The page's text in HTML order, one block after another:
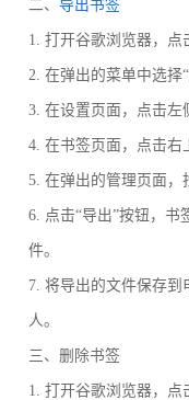
二、 导出书签
1. 打开谷歌浏览器，点
2. 在弹出的菜单中选择“
3. 在设置页面，点击左
4. 在书签页面，点击右
5. 在弹出的管理页面，
6. 点击“导出”按钮，书
件。
7. 将导出的文件保存
人。
三、删除书签
1. 打开谷歌浏览器，点